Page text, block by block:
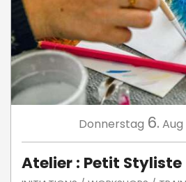
Donnerstag 6. Aug
Atelier : Petit Styliste